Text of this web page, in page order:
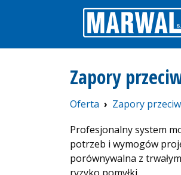
Zapory
Oferta Zapory
Profesjonalny system
potrzeb i wymogów
porównywalna z